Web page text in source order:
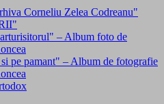
Corneliu Zelea Codreanu"
– Album foto de
pe pamant" – Album de fotografie